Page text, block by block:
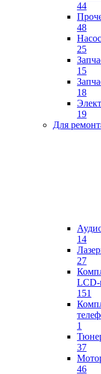
44
48
25
15
18
19
Для
14
27
LCD-
151
1
37
46